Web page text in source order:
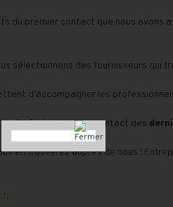
du premier contact que nous avons
sélectionnons des fournisseurs qui
d’accompagner les
évolutionet au contact des
en trouverez auprès de nous !